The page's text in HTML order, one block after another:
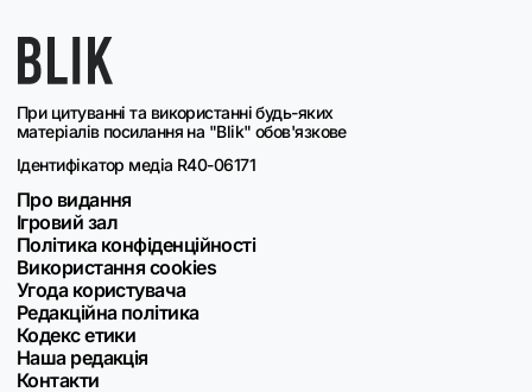
При цитуванні та використанні будь-яких
матеріалів посилання на "Blik" обов'язкове
Ідентифікатор медіа R40-06171
Про видання
Ігровий зал
Політика конфіденційності
Використання cookies
Угода користувача
Редакційна політика
Кодекс етики
Наша редакція
Контакти